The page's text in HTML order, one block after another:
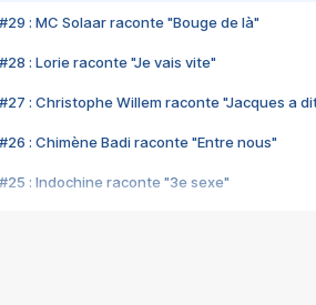
#29 : MC Solaar raconte "Bouge de là"
#28 : Lorie raconte "Je vais vite"
#27 : Christophe Willem raconte "Jacques a
#26 : Chimène Badi raconte "Entre nous"
#25 : Indochine raconte "3e sexe"